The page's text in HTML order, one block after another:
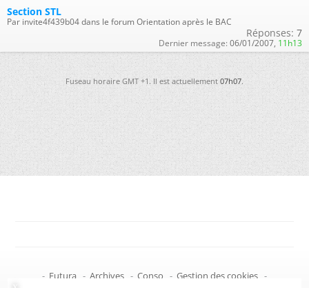
Section STL
Par invite4f439b04 dans le forum Orientation après le BAC
Réponses: 7
Dernier message: 06/01/2007, 11h13
Fuseau horaire GMT +1. Il est actuellement07h07.
- Futura - Archives - Conso - Gestion des cookies -